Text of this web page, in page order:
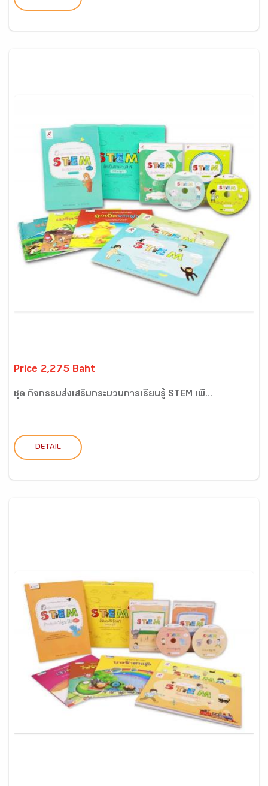
Price 2,275 Baht
ชุด กิจกรรมส่งเสริมกระบวนการเรียนรู้ STEM เพื...
DETAIL